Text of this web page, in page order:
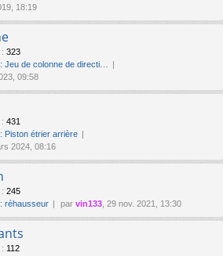
18:19
: 323
Jeu de colonne de directi…
09:58
: 431
Piston étrier arrière
2024, 08:16
: 245
réhausseur par vin133 , 29 nov. 2021, 13:30
: 112